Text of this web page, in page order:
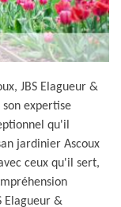
JBS Elagueur &
son expertise
qu'il
jardinier Ascoux
ceux qu'il sert,
Elagueur &